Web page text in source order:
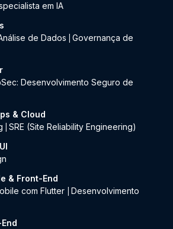
em IA
de Dados
Governança de
Desenvolvimento Seguro de
& Cloud
SRE (Site Reliability Engineering)
& Front-End
com Flutter
Desenvolvimento